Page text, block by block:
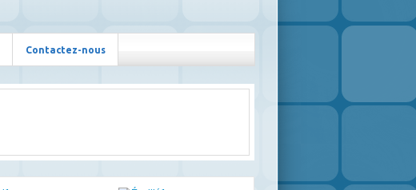
Contactez-nous